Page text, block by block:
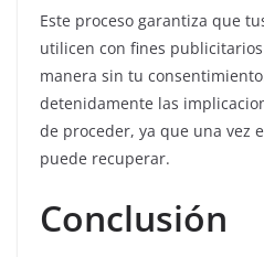
Este proceso garantiza que
utilicen con fines
manera sin tu
detenidamente las
de proceder, ya que una vez
puede recuperar.
Conclusión